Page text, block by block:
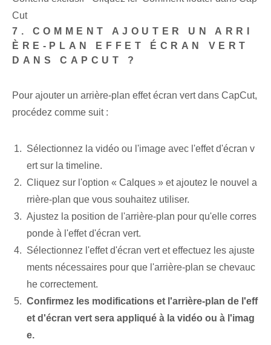
Cut
7. COMMENT AJOUTER UN ARRI
ÈRE-PLAN EFFET ÉCRAN VERT
DANS CAPCUT ?
Pour ajouter un arrière-plan effet écran vert dans CapCut,
procédez comme suit :
Sélectionnez la vidéo ou l'image avec l'effet d'écran v
ert sur la timeline.
Cliquez sur l'option « Calques » et ajoutez le nouvel a
rrière-plan que vous souhaitez utiliser.
Ajustez la position de l'arrière-plan pour qu'elle corres
ponde à l'effet d'écran vert.
Sélectionnez l'effet d'écran vert et effectuez les ajuste
ments nécessaires pour que l'arrière-plan se chevauc
he correctement.
Confirmez les modifications et l'arrière-plan de l'eff
et d'écran vert sera appliqué à la vidéo ou à l'imag
e.